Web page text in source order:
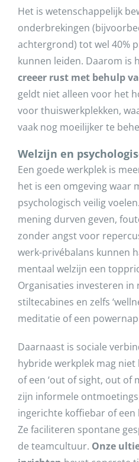
Het is wetenschappelijk
onderbrekingen
achtergrond) tot wel 40%
kunnen leiden. Daarom is
creeer rust met behulp
geldt niet alleen voor het
voor thuiswerkplekken,
vaak nog moeilijker te
Welzijn en
Een goede werkplek is
het is een omgeving waar
psychologisch veilig
mening durven geven,
zonder angst voor
werk-privébalans kunnen
mentaal welzijn een
Organisaties investeren
stiltecabines en zelfs
meditatie of een
Daarnaast is sociale
hybride werkplek mag
of een ‘out of sight, out of
zijn informele
ingerichte koffiebar of een
Ze faciliteren spontane
de teamcultuur. Onze